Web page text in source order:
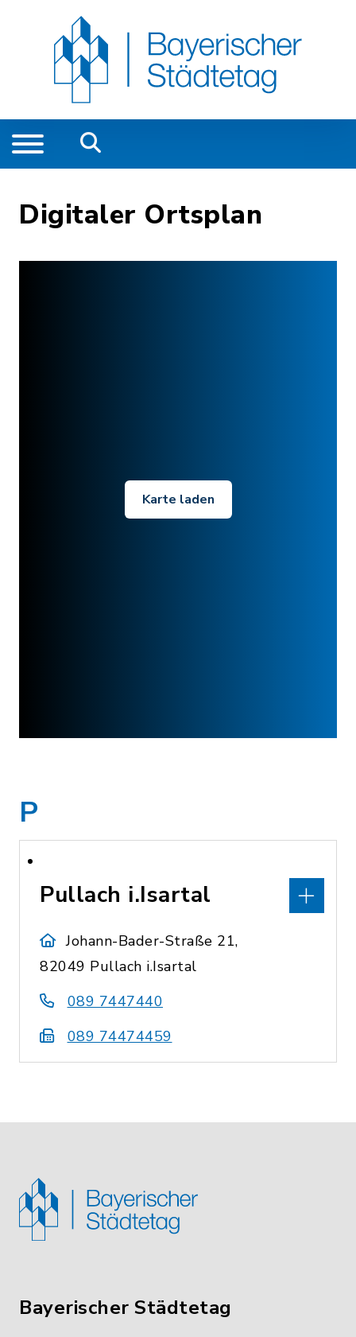
Digitaler Ortsplan
Karte laden
P
Pullach i.Isartal
Johann-Bader-Straße 21,
82049 Pullach i.Isartal
089 7447440
089 74474459
Bayerischer Städtetag